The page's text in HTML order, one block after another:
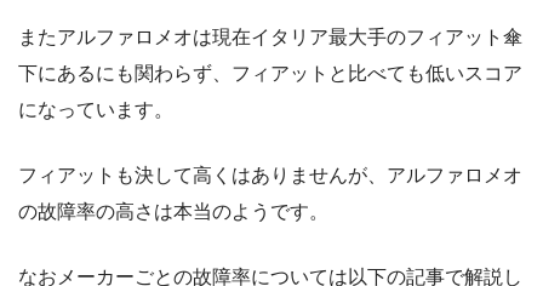
またアルファロメオは現在イタリア最大手のフィアット傘
下にあるにも関わらず、フィアットと比べても低いスコア
になっています。
フィアットも決して高くはありませんが、アルファロメオ
の故障率の高さは本当のようです。
なおメーカーごとの故障率については以下の記事で解説し